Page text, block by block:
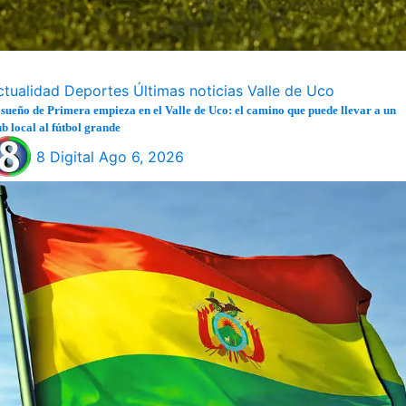
Deportes Últimas noticias Valle de Uco
de Primera empieza en el Valle de Uco: el camino que puede llevar a un
local al fútbol grande
8 Digital Ago 6, 2026